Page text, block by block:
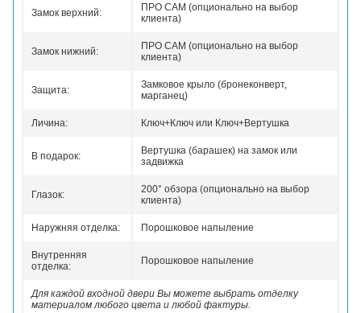
Замок верхний:
ПРО САМ (опционально на выбор
клиента)
Замок нижний:
ПРО САМ (опционально на выбор
клиента)
Защита:
Замковое крыло (бронеконверт,
марганец)
Личина: Ключ+Ключ или Ключ+Вертушка
В подарок:
Вертушка (барашек) на замок или
задвижка
Глазок:
200° обзора (опционально на выбор
клиента)
Наружняя отделка: Порошковое напыление
Внутренняя
отделка:
Порошковое напыление
Для каждой входной двери Вы можете выбрать отделку
материалом любого цвета и любой фактуры.